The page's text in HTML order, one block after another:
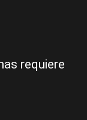
requiere